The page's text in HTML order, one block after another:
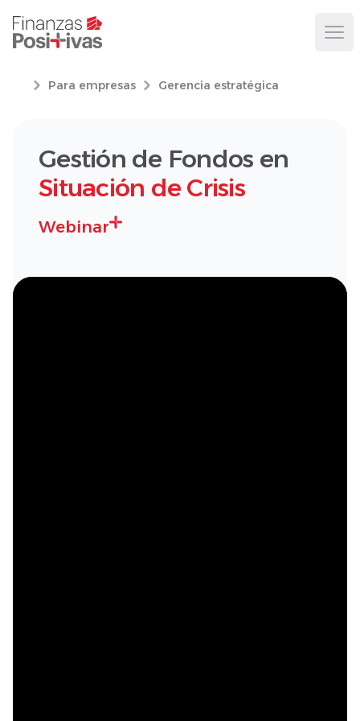
Para empresas Gerencia estratégica
Gestión de Fondos en
Situación de Crisis
Webinar